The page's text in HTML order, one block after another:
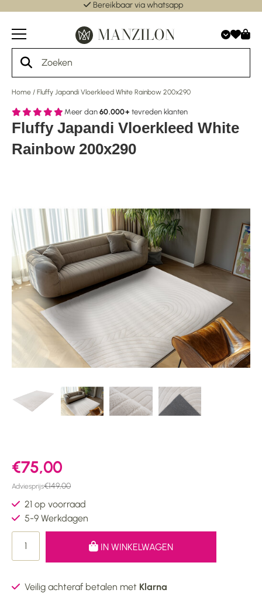
Bereikbaar via whatsapp
Home / Fluffy Japandi Vloerkleed White Rainbow 200x290
Meer dan 60.000+ tevreden klanten
Fluffy Japandi Vloerkleed White
Rainbow 200x290
€75,00
Adviesprijs€149,00
21 op voorraad
5-9 Werkdagen
IN WINKELWAGEN
Veilig achteraf betalen met Klarna